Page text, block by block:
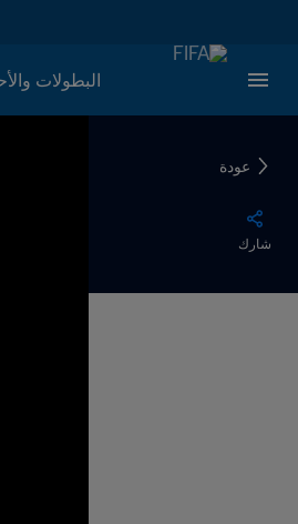
البطولات
عودة
شارك